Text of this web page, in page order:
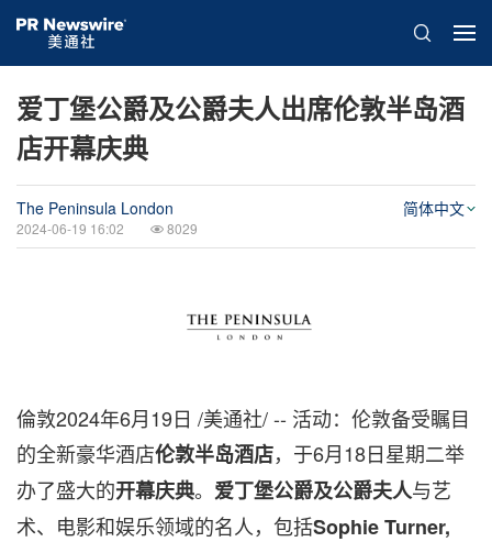
爱丁堡公爵及公爵夫人出席伦敦半岛酒
店开幕庆典
The Peninsula London
2024-06-19 16:02 8029
简体中文
倫敦2024年6月19日 /美通社/ -- 活动：伦敦备受瞩目
的全新豪华酒店伦敦半岛酒店，于6月18日星期二举
办了盛大的开幕庆典。 爱丁堡公爵及公爵夫人与艺
术、电影和娱乐领域的名人，包括Sophie Turner,